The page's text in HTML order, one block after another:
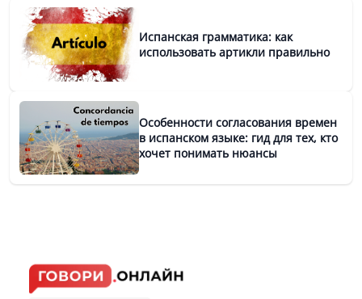
Испанская грамматика: как
использовать артикли правильно
Особенности согласования времен
в испанском языке: гид для тех, кто
хочет понимать нюансы